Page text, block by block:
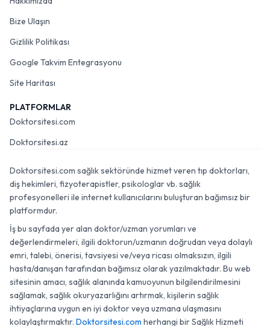
Bize Ulaşın
Gizlilik Politikası
Google Takvim Entegrasyonu
Site Haritası
PLATFORMLAR
Doktorsitesi.com
Doktorsitesi.az
Doktorsitesi.com sağlık sektöründe hizmet veren tıp doktorları,
diş hekimleri, fizyoterapistler, psikologlar vb. sağlık
profesyonelleri ile internet kullanıcılarını buluşturan bağımsız bir
platformdur.
İş bu sayfada yer alan doktor/uzman yorumları ve
değerlendirmeleri, ilgili doktorun/uzmanın doğrudan veya dolaylı
emri, talebi, önerisi, tavsiyesi ve/veya ricası olmaksızın, ilgili
hasta/danışan tarafından bağımsız olarak yazılmaktadır. Bu web
sitesinin amacı, sağlık alanında kamuoyunun bilgilendirilmesini
sağlamak, sağlık okuryazarlığını artırmak, kişilerin sağlık
ihtiyaçlarına uygun en iyi doktor veya uzmana ulaşmasını
kolaylaştırmaktır. Doktorsitesi.com herhangi bir Sağlık Hizmeti